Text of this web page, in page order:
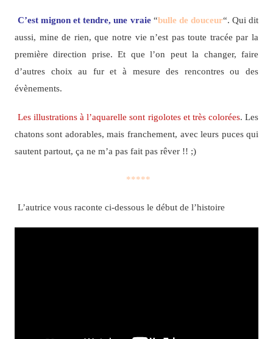
C’est mignon et tendre, une vraie“bulle de douceur“. Qui dit
aussi, mine de rien, que notre vie n’est pas toute tracée par la
première direction prise. Et que l’on peut la changer, faire
d’autres choix au fur et à mesure des rencontres ou des
évènements.
Les illustrations à l’aquarelle sont rigolotes et très colorées. Les
chatons sont adorables, mais franchement, avec leurs puces qui
sautent partout, ça ne m’a pas fait pas rêver !! ;)
*****
L’autrice vous raconte ci-dessous le début de l’histoire